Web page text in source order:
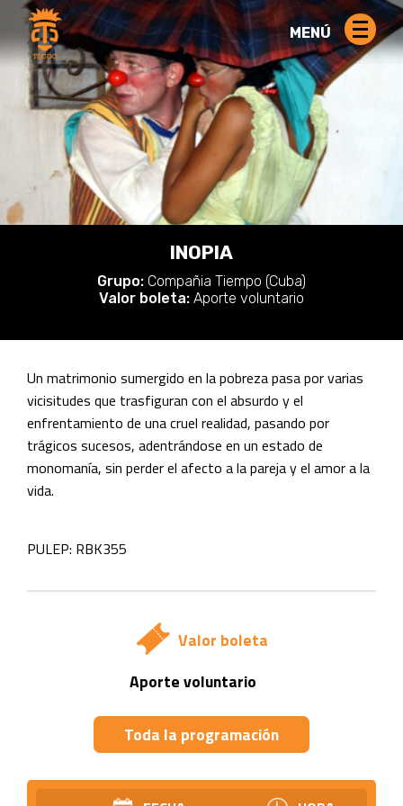
MENÚ
INOPIA
Grupo: Compañia Tiempo (Cuba)
Valor boleta: Aporte voluntario
Un matrimonio sumergido en la pobreza pasa por varias
vicisitudes que trasfiguran con el absurdo y el
enfrentamiento de una cruel realidad, pasando por
trágicos sucesos, adentrándose en un estado de
monomanía, sin perder el afecto a la pareja y el amor a la
vida.
PULEP: RBK355
Valor boleta
Aporte voluntario
Toda la programación